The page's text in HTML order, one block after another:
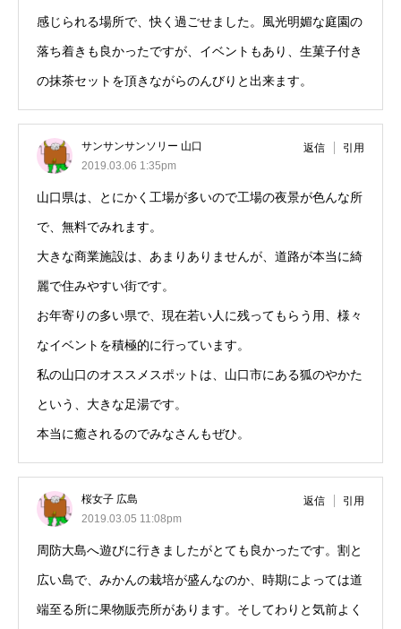
感じられる場所で、快く過ごせました。風光明媚な庭園の
落ち着きも良かったですが、イベントもあり、生菓子付き
の抹茶セットを頂きながらのんびりと出来ます。
サンサンサンソリー 山口
2019.03.06 1:35pm
返信 引用
山口県は、とにかく工場が多いので工場の夜景が色んな所
で、無料でみれます。
大きな商業施設は、あまりありませんが、道路が本当に綺
麗で住みやすい街です。
お年寄りの多い県で、現在若い人に残ってもらう用、様々
なイベントを積極的に行っています。
私の山口のオススメスポットは、山口市にある狐のやかた
という、大きな足湯です。
本当に癒されるのでみなさんもぜひ。
桜女子 広島
2019.03.05 11:08pm
返信 引用
周防大島へ遊びに行きましたがとても良かったです。割と
広い島で、みかんの栽培が盛んなのか、時期によっては道
端至る所に果物販売所があります。そしてわりと気前よく